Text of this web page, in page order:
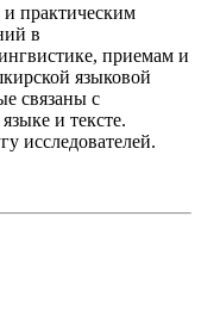
практическим
в
приемам и
языковой
связаны с
и тексте.
исследователей.